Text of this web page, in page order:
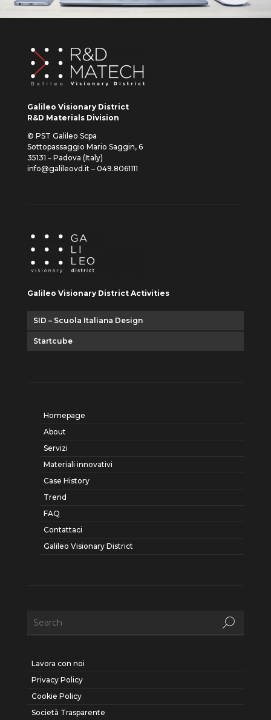
Galileo Visionary District
R&D Materials Division
© PST Galileo Scpa
Sottopassaggio Mario Saggin, 6
35131 – Padova (Italy)
info@galileovd.it – 049.8061111
Galileo Visionary District Activities
SID – Scuola Italiana Design
Startcube
Homepage
About
Servizi
Materiali innovativi
Case History
Trend
FAQ
Contattaci
Galileo Visionary District
Lavora con noi
Privacy Policy
Cookie Policy
Società Trasparente